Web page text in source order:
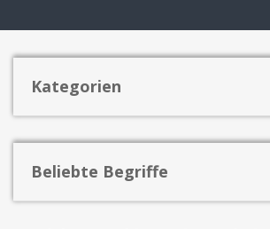
Kategorien
Beliebte Begriffe